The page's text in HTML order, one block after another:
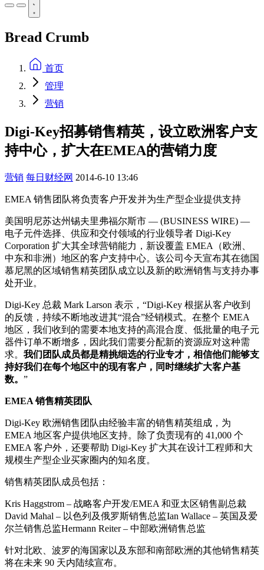
Bread Crumb
首页
管理
营销
Digi-Key招募销售精英，设立欧洲客户支
持中心，扩大在EMEA的营销力度
营销 每日财经网 2014-6-10 13:46
EMEA 销售团队将负责客户开发并为生产型企业提供支持
美国明尼苏达州锡夫里弗福尔斯市 — (BUSINESS WIRE) —
电子元件选择、供应和交付领域的行业领导者 Digi-Key
Corporation 扩大其全球营销能力，新设覆盖 EMEA（欧洲、
中东和非洲）地区的客户支持中心。该公司今天宣布其在德国
慕尼黑的区域销售精英团队成立以及新的欧洲销售与支持办事
处开业。
Digi-Key 总裁 Mark Larson 表示，“Digi-Key 根据从客户收到
的反馈，持续不断地改进其“混合”经销模式。在整个 EMEA
地区，我们收到的需要本地支持的高混合度、低批量的电子元
器件订单不断增多，因此我们需要分配新的资源应对这种需
求。 我们团队成员都是精挑细选的行业专才，相信他们能够支
持好我们在每个地区中的现有客户，同时继续扩大客户基
数。 ”
EMEA 销售精英团队
Digi-Key 欧洲销售团队由经验丰富的销售精英组成，为
EMEA 地区客户提供地区支持。除了负责现有的 41,000 个
EMEA 客户外，还要帮助 Digi-Key 扩大其在设计工程师和大
规模生产型企业买家圈内的知名度。
销售精英团队成员包括：
Kris Haggstrom – 战略客户开发/EMEA 和亚太区销售副总裁
David Mahal – 以色列及俄罗斯销售总监Ian Wallace – 英国及爱
尔兰销售总监Hermann Reiter – 中部欧洲销售总监
针对北欧、波罗的海国家以及东部和南部欧洲的其他销售精英
将在未来 90 天内陆续宣布。